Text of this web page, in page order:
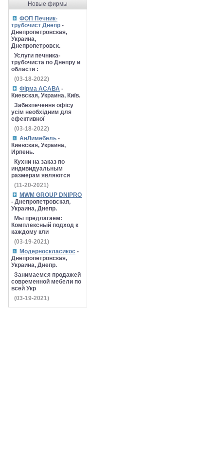
Новые фирмы
ФОП Печник-
трубочист Днепр -
Днепропетровская,
Украина,
Днепропетровск.
Услуги печника-
трубочиста по Днепру и
области :
(03-18-2022)
Фірма АСАВА -
Киевская, Украина, Київ.
Забезпечення офісу
усім необхідним для
ефективної
(03-18-2022)
АнЛимебель -
Киевская, Украина,
Ирпень.
Кухни на заказ по
индивидуальным
размерам являются
(11-20-2021)
MWM GROUP DNIPRO
- Днепропетровская,
Украина, Днепр.
Мы предлагаем:
Комплексный подход к
каждому кли
(03-19-2021)
Модерноскласикос -
Днепропетровская,
Украина, Днепр.
Занимаемся продажей
современной мебели по
всей Укр
(03-19-2021)